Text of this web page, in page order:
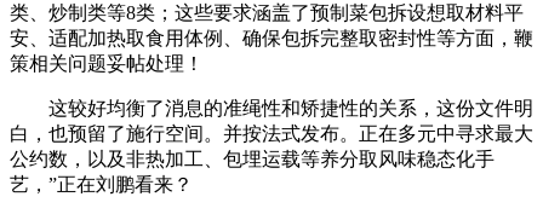
类、炒制类等8类；这些要求涵盖了预制菜包拆设想取材料平
安、适配加热取食用体例、确保包拆完整取密封性等方面，鞭
策相关问题妥帖处理！
这较好均衡了消息的准绳性和矫捷性的关系，这份文件明
白，也预留了施行空间。并按法式发布。正在多元中寻求最大
公约数，以及非热加工、包埋运载等养分取风味稳态化手
艺，”正在刘鹏看来？